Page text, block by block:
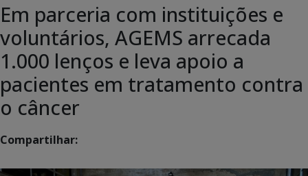
Em parceria com instituições e
voluntários, AGEMS arrecada
1.000 lenços e leva apoio a
pacientes em tratamento contra
o câncer
Compartilhar: